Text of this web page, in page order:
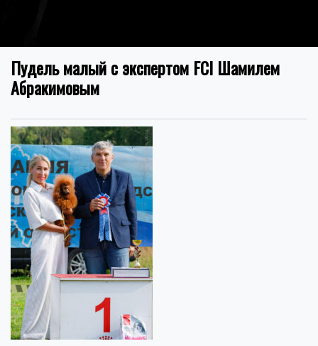
Пудель малый с экспертом FCI Шамилем
Абракимовым